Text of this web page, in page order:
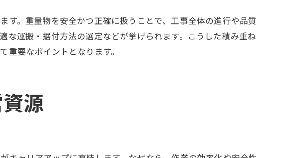
アパス
に役立つ理由
資格の種類
リットを解説
資格活用術
夫
。重量物を安全かつ正確に扱うことで、工事全体の進行や品質
な運搬・据付方法の選定などが挙げられます。こうした積み重ね
要なポイントとなります。
源